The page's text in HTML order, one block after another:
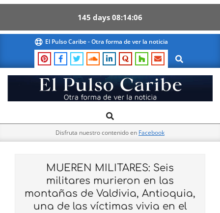
145 days 08 14 05
content
El Pulso Caribe - Otra forma de ver la noticia
Search
El
Pulso
Navigation
Search
Disfruta nuestro contenido en Facebook
MUEREN MILITARES: Seis
militares murieron en las
montañas de Valdivia, Antioquia,
una de las víctimas vivia en el